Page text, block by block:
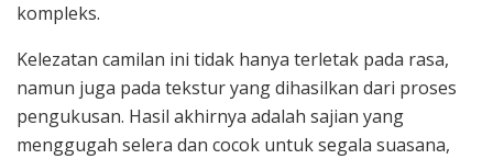
kompleks.
Kelezatan camilan ini tidak hanya terletak pada rasa,
namun juga pada tekstur yang dihasilkan dari proses
pengukusan. Hasil akhirnya adalah sajian yang
menggugah selera dan cocok untuk segala suasana,